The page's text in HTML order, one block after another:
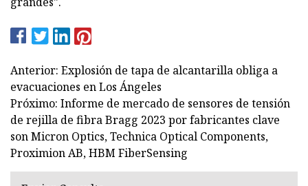
Anterior: Explosión de tapa de alcantarilla obliga a
evacuaciones en Los Ángeles
Próximo: Informe de mercado de sensores de tensión
de rejilla de fibra Bragg 2023 por fabricantes clave
son Micron Optics, Technica Optical Components,
Proximion AB, HBM FiberSensing